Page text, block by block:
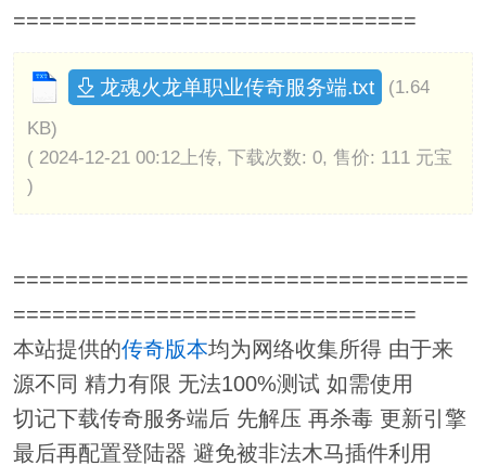
===============================
龙魂火龙单职业传奇服务端.txt
(1.64
KB)
( 2024-12-21 00:12上传, 下载次数: 0, 售价: 111 元宝
)
===================================
===============================
本站提供的传奇版本均为网络收集所得 由于来
源不同 精力有限 无法100%测试 如需使用
切记下载传奇服务端后 先解压 再杀毒 更新引擎
最后再配置登陆器 避免被非法木马插件利用